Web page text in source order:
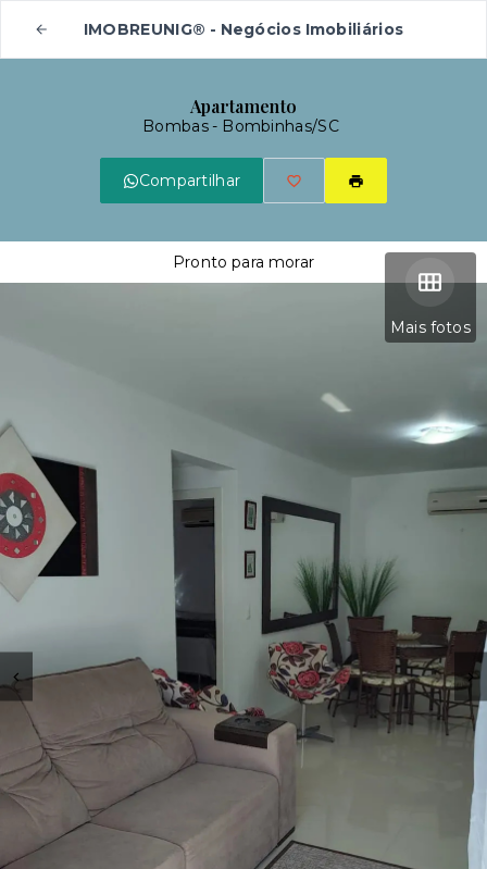
IMOBREUNIG® - Negócios Imobiliários
Apartamento
Bombas - Bombinhas/SC
Compartilhar
Mais fotos
Pronto para morar